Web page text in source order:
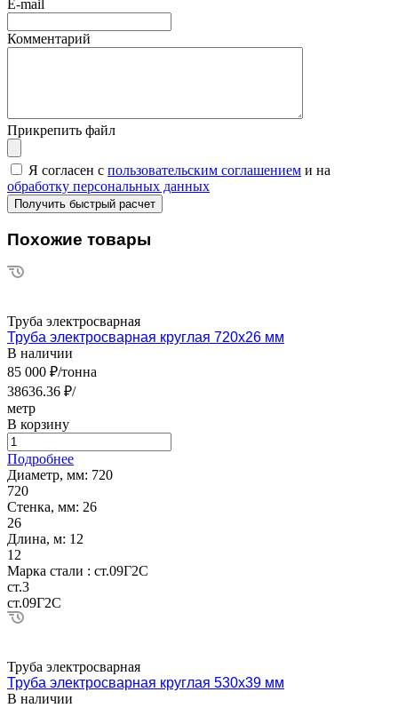
E-mail
Комментарий
Прикрепить файл
Я согласен с пользовательским соглашением и на
обработку персональных данных
Похожие товары
Труба электросварная
Труба электросварная круглая 720х26 мм
В наличии
85 000 ₽/тонна
38636.36 ₽/
метр
В корзину
Подробнее
Диаметр, мм: 720
720
Стенка, мм: 26
26
Длина, м: 12
12
Марка стали : ст.09Г2С
ст.3
ст.09Г2С
Труба электросварная
Труба электросварная круглая 530х39 мм
В наличии